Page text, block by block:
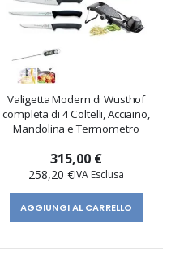
Valigetta Modern di Wusthof
completa di 4 Coltelli, Acciaino,
Mandolina e Termometro
315,00 €
258,20 €
AGGIUNGI AL CARRELLO